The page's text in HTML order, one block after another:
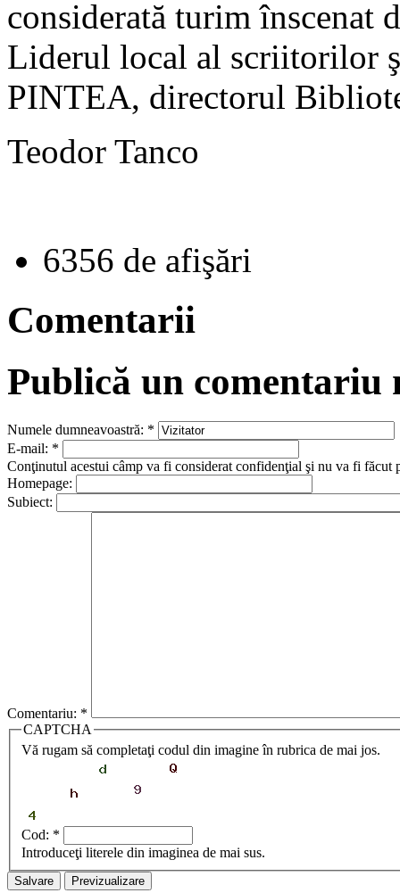
considerată turim
Liderul local al scriitorilor
PINTEA, directorul
Teodor Tanco
6356 de afişări
Comentarii
Publică un comentariu
Numele dumneavoastră: *
E-mail: *
Conţinutul acestui câmp va fi considerat confidenţial şi nu va fi făcut
Homepage:
Subiect:
Comentariu: *
CAPTCHA
Vă rugam să completaţi codul din imagine în rubrica de mai jos.
Cod: *
Introduceţi literele din imaginea de mai sus.